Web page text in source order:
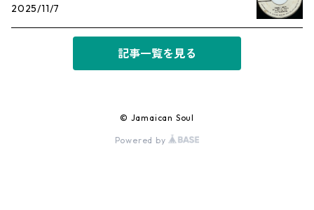
2025/11/7
記事一覧を見る
© Jamaican Soul
Powered by